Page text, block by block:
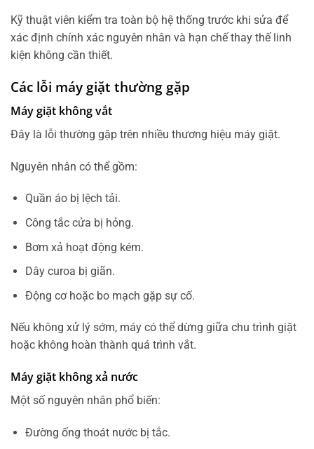
Kỹ thuật viên kiểm tra toàn bộ hệ thống trước khi sửa để
xác định chính xác nguyên nhân và hạn chế thay thế linh
kiện không cần thiết.
Các lỗi máy giặt thường gặp
Máy giặt không vắt
Đây là lỗi thường gặp trên nhiều thương hiệu máy giặt.
Nguyên nhân có thể gồm:
Quần áo bị lệch tải.
Công tắc cửa bị hỏng.
Bơm xả hoạt động kém.
Dây curoa bị giãn.
Động cơ hoặc bo mạch gặp sự cố.
Nếu không xử lý sớm, máy có thể dừng giữa chu trình giặt
hoặc không hoàn thành quá trình vắt.
Máy giặt không xả nước
Một số nguyên nhân phổ biến:
Đường ống thoát nước bị tắc.